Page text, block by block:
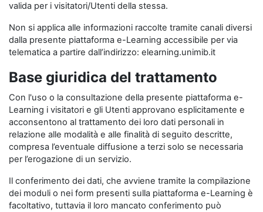
valida per i visitatori/Utenti della stessa.
Non si applica alle informazioni raccolte tramite canali diversi
dalla presente piattaforma e-Learning accessibile per via
telematica a partire dall’indirizzo: elearning.unimib.it
Base giuridica del trattamento
Con l'uso o la consultazione della presente piattaforma e-
Learning i visitatori e gli Utenti approvano esplicitamente e
acconsentono al trattamento dei loro dati personali in
relazione alle modalità e alle finalità di seguito descritte,
compresa l’eventuale diffusione a terzi solo se necessaria
per l’erogazione di un servizio.
Il conferimento dei dati, che avviene tramite la compilazione
dei moduli o nei form presenti sulla piattaforma e-Learning è
facoltativo, tuttavia il loro mancato conferimento può